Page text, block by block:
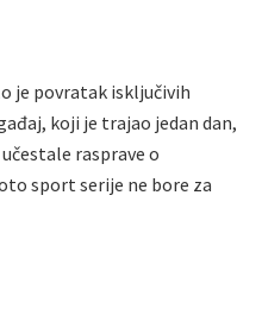
je povratak isključivih
koji je trajao jedan dan,
rasprave o
sport serije ne bore za